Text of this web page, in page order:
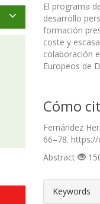
El programa
desarrollo
formación
coste y
colaboración
Europeos de
Cómo
Fernández
66–78.
Abstract
Keywords